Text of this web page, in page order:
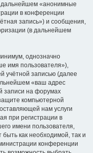
дальнейшем «анонимные
в конференции
запись») и сообщения,
(в дальнейшем
однозначно
имя пользователя»),
учётной записью (далее
«ваш адрес
записи на форумах
компьютерной
нам услуги
при регистрации в
имени пользователя,
как необходимой, так и
конференции